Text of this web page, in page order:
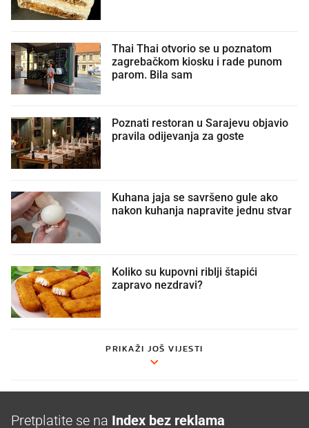
Thai Thai otvorio se u poznatom
zagrebačkom kiosku i rade punom
parom. Bila sam
Poznati restoran u Sarajevu objavio
pravila odijevanja za goste
Kuhana jaja se savršeno gule ako
nakon kuhanja napravite jednu stvar
Koliko su kupovni riblji štapići
zapravo nezdravi?
PRIKAŽI JOŠ VIJESTI
Pretplatite se na Index bez reklama